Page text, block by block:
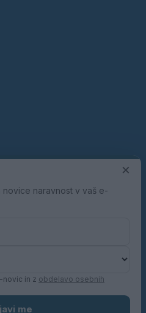
×
novice naravnost v vaš e-
novic in z obdelavo osebnih
me